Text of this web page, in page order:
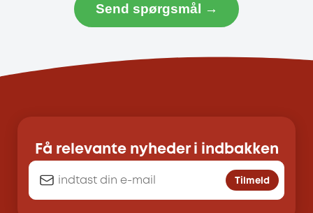
Send spørgsmål →
Få relevante nyheder i indbakken
Tilmeld